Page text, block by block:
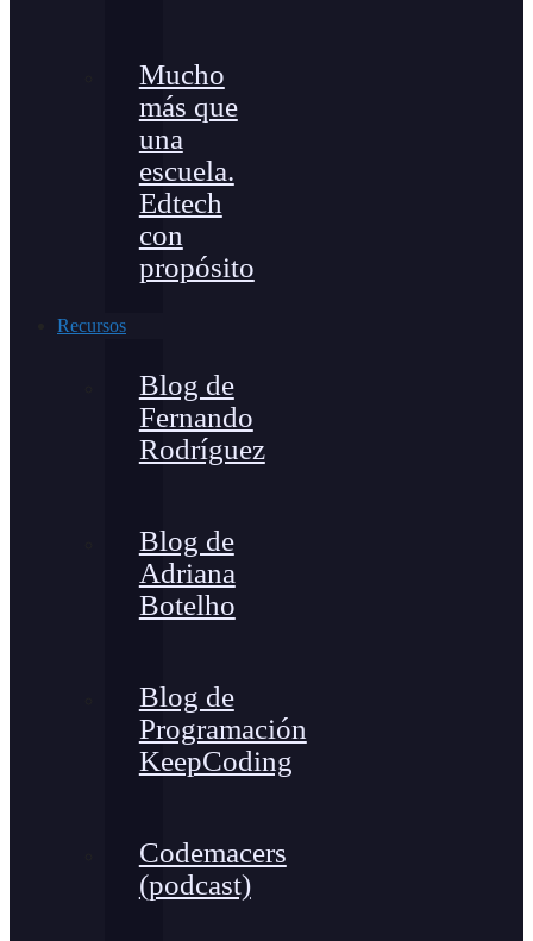
Mucho
más que
una
escuela.
Edtech
con
propósito
Recursos
Blog de
Fernando
Rodríguez
Blog de
Adriana
Botelho
Blog de
Programación
KeepCoding
Codemacers
(podcast)